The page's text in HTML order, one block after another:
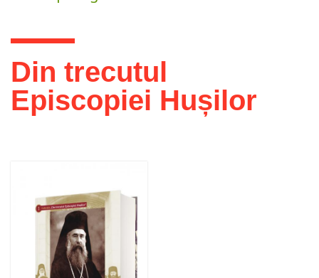
Eşti aici
Din trecutul
Episcopiei Hușilor